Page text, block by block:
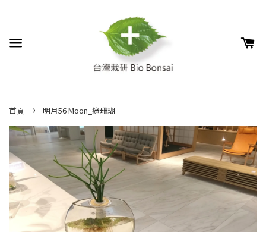
首頁 › 明月56 Moon_綠珊瑚